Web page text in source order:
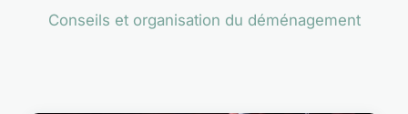
Conseils et organisation du déménagement